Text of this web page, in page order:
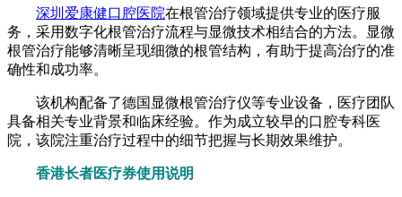
深圳爱康健口腔医院在根管治疗领域提供专业的医疗服
务，采用数字化根管治疗流程与显微技术相结合的方法。显微
根管治疗能够清晰呈现细微的根管结构，有助于提高治疗的准
确性和成功率。
该机构配备了德国显微根管治疗仪等专业设备，医疗团队
具备相关专业背景和临床经验。作为成立较早的口腔专科医
院，该院注重治疗过程中的细节把握与长期效果维护。
香港长者医疗券使用说明